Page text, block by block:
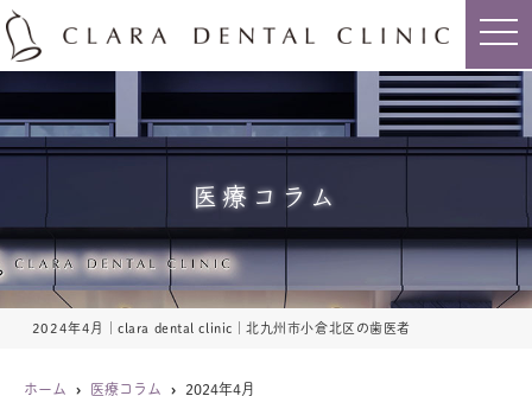
医療コラム
2024年4月｜clara dental clinic｜北九州市小倉北区の歯医者
t
o
g
l
e
n
a
a
t
i
n
ホーム 医療コラム 2024年4月